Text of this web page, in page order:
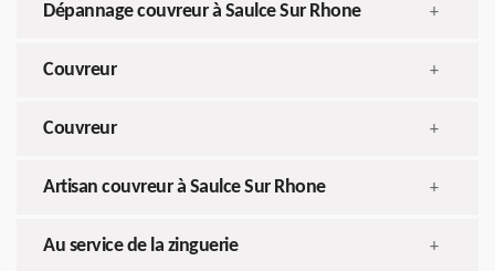
Dépannage couvreur à Saulce Sur Rhone +
Couvreur +
Couvreur +
Artisan couvreur à Saulce Sur Rhone +
Au service de la zinguerie +